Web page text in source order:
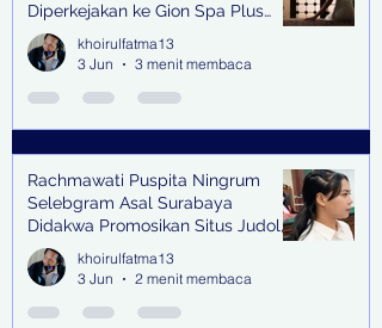
Diperkejakan ke Gion Spa Plus
and Pub Surabaya,
khoirulfatma13
3 Jun
3 menit membaca
Rachmawati Puspita Ningrum
Selebgram Asal Surabaya
Didakwa Promosikan Situs Judol,
Raup Rp2 Juta dari Tiga Kali
Endorse
khoirulfatma13
3 Jun
2 menit membaca